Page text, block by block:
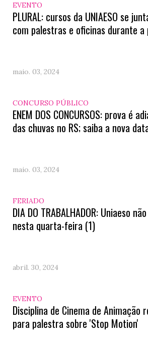
EVENTO
PLURAL: cursos da UNIAESO se
com palestras e oficinas durante a
maio. 03, 2024
CONCURSO PÚBLICO
ENEM DOS CONCURSOS: prova é
das chuvas no RS; saiba a nova
maio. 03, 2024
FERIADO
DIA DO TRABALHADOR: Uniaeso
nesta quarta-feira (1)
abril. 30, 2024
EVENTO
Disciplina de Cinema de Animação
para palestra sobre 'Stop Motion'